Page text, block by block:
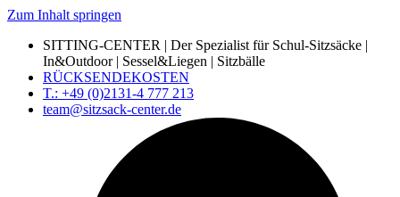
Zum Inhalt springen
SITTING-CENTER | Der Spezialist für Schul-Sitzsäcke |
In&Outdoor | Sessel&Liegen | Sitzbälle
RÜCKSENDEKOSTEN
T.: +49 (0)2131-4 777 213
team@sitzsack-center.de